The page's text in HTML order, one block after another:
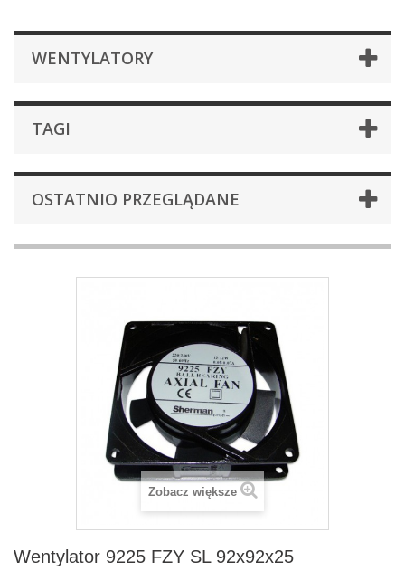
WENTYLATORY
TAGI
OSTATNIO PRZEGLĄDANE
Zobacz większe
Wentylator 9225 FZY SL 92x92x25